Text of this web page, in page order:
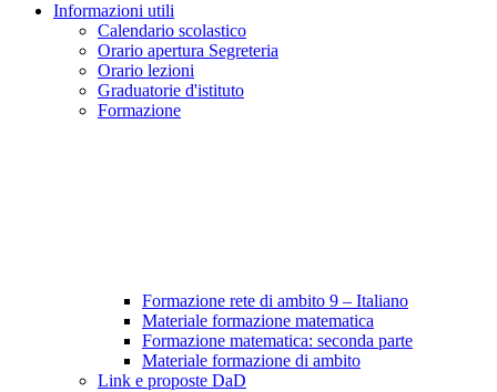
Informazioni utili
Calendario scolastico
Orario apertura Segreteria
Orario lezioni
Graduatorie d'istituto
Formazione
Formazione rete di ambito 9 – Italiano
Materiale formazione matematica
Formazione matematica: seconda parte
Materiale formazione di ambito
Link e proposte DaD